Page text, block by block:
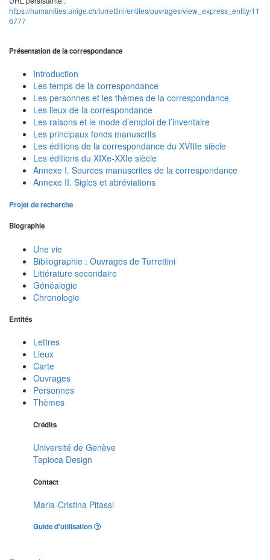
https://humanities.unige.ch/turrettini/entites/ouvrages/view_express_entity/11
6777
Présentation de la correspondance
Introduction
Les temps de la correspondance
Les personnes et les thèmes de la correspondance
Les lieux de la correspondance
Les raisons et le mode d’emploi de l’inventaire
Les principaux fonds manuscrits
Les éditions de la correspondance du XVIIIe siècle
Les éditions du XIXe-XXIe siècle
Annexe I. Sources manuscrites de la correspondance
Annexe II. Sigles et abréviations
Projet de recherche
Biographie
Une vie
Bibliographie : Ouvrages de Turrettini
Littérature secondaire
Généalogie
Chronologie
Entités
Lettres
Lieux
Carte
Ouvrages
Personnes
Thèmes
Crédits
Université de Genève
Tapioca Design
Contact
Maria-Cristina Pitassi
Guide d'utilisation